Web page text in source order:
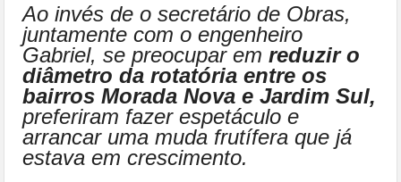
Ao invés de o secretário de Obras,
juntamente com o engenheiro
Gabriel, se preocupar emreduzir o
diâmetro da rotatória entre os
bairros Morada Nova e Jardim Sul,
preferiram fazer espetáculo e
arrancar uma muda frutífera que já
estava em crescimento.